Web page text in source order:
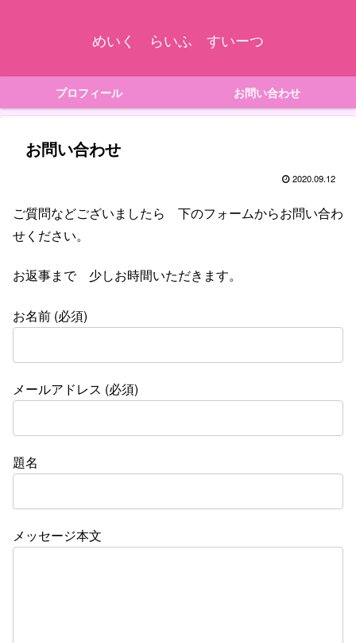
めいく らいふ すいーつ
プロフィール お問い合わせ
お問い合わせ
2020.09.12
ご質問などございましたら 下のフォームからお問い合わ
せください。
お返事まで 少しお時間いただきます。
お名前 (必須)
メールアドレス (必須)
題名
メッセージ本文